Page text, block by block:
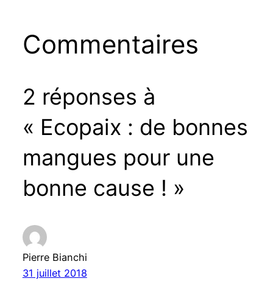
Commentaires
2 réponses à
« Ecopaix : de bonnes
mangues pour une
bonne cause ! »
Pierre Bianchi
31 juillet 2018